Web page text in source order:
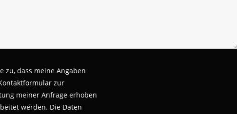
zu, dass meine Angaben
zur
meiner Anfrage erhoben
werden. Die Daten